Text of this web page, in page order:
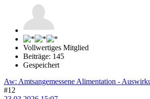
Vollwertiges Mitglied
Beiträge: 145
Gespeichert
Aw: Amtsangemessene Alimentation -
#12